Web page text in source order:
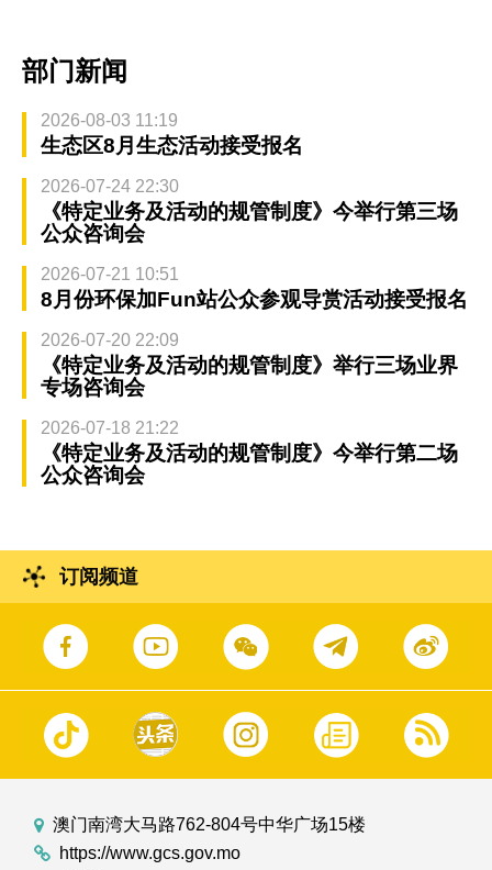
部门新闻
2026-08-03 11:19
生态区8月生态活动接受报名
2026-07-24 22:30
《特定业务及活动的规管制度》今举行第三场
公众咨询会
2026-07-21 10:51
8月份环保加Fun站公众参观导赏活动接受报名
2026-07-20 22:09
《特定业务及活动的规管制度》举行三场业界
专场咨询会
2026-07-18 21:22
《特定业务及活动的规管制度》今举行第二场
公众咨询会
订阅频道
澳门南湾大马路762-804号中华广场15楼
https://www.gcs.gov.mo